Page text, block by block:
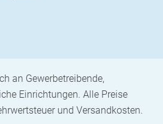
an Gewerbetreibende,
Einrichtungen. Alle Preise
und Versandkosten.